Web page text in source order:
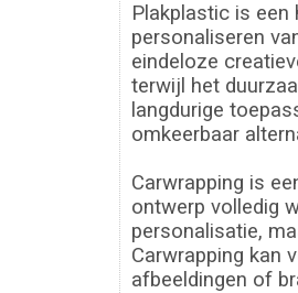
Plakplastic is een
personaliseren
eindeloze
terwijl het
langdurige
omkeerbaar
Carwrapping is
ontwerp volledig
personalisatie,
Carwrapping kan
afbeeldingen of